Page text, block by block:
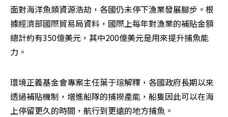
面對海洋魚類資源浩劫，各國仍未停下漁業發展腳步。根
據經濟部國際貿易局資料，國際上每年對漁業的補貼金額
總計約有350億美元，其中200億美元是用來提升捕魚能
力。
環境正義基金會專案主任葉于瑄解釋，各國政府長期以來
透過補貼機制，增進船隊的捕撈產能，船隻因此可以在海
上停留更久的時間，航行到更遠的地方捕魚。